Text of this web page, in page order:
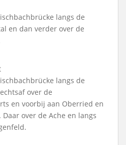
langs de
en dan verder over de
langs de
over de
en voorbij aan Oberried en
over de Ache en langs